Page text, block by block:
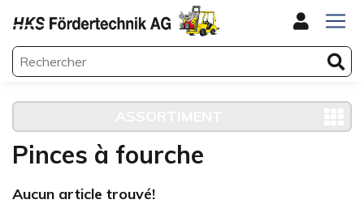
Pinces à fourche
Aucun article trouvé!